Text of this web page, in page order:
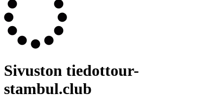
Sivuston tiedottour-
stambul.club